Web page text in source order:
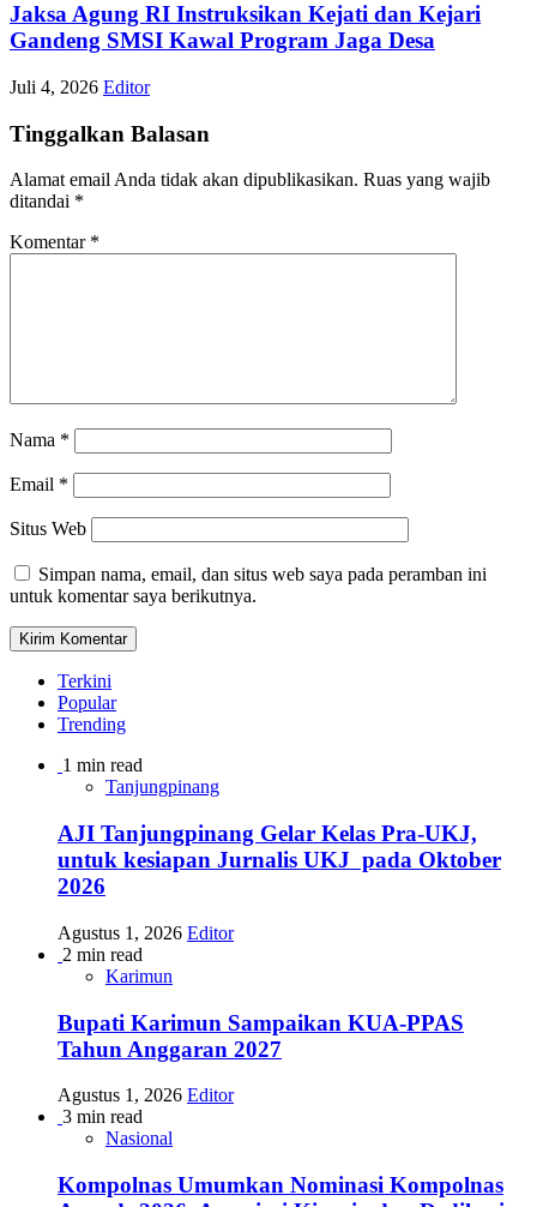
Jaksa Agung RI Instruksikan Kejati dan Kejari
Gandeng SMSI Kawal Program Jaga Desa
Juli 4, 2026 Editor
Tinggalkan Balasan
Alamat email Anda tidak akan dipublikasikan. Ruas yang wajib
ditandai *
Komentar *
Nama *
Email *
Situs Web
Simpan nama, email, dan situs web saya pada peramban ini
untuk komentar saya berikutnya.
Terkini
Popular
Trending
1 min read
Tanjungpinang
AJI Tanjungpinang Gelar Kelas Pra-UKJ,
untuk kesiapan Jurnalis UKJ pada Oktober
2026
Agustus 1, 2026 Editor
2 min read
Karimun
Bupati Karimun Sampaikan KUA-PPAS
Tahun Anggaran 2027
Agustus 1, 2026 Editor
3 min read
Nasional
Kompolnas Umumkan Nominasi Kompolnas